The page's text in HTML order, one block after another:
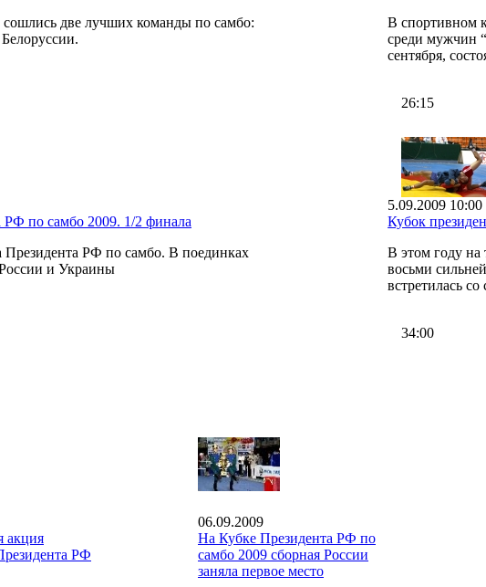
сошлись две лучших команды по самбо:
В спортивном
среди мужчин
сентября,
26:15
РФ по самбо 2009. 1/2 финала
РФ по самбо. В поединках
и Украины
5.09.2009 10:00
Кубок
В этом году на
восьми
встретилась
34:00
акция
РФ
06.09.2009
На Кубке Президента РФ по
самбо 2009 сборная России
заняла первое место